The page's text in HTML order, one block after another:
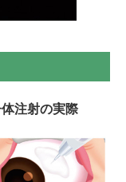
注射の実際